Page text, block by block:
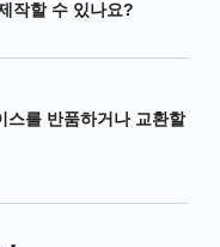
작할 수 있나요?
스를 반품하거나 교환할